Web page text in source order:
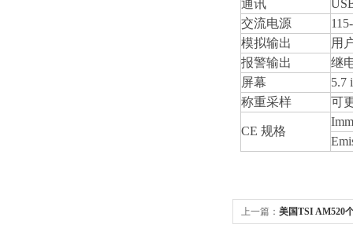
通讯
交流电源
模拟输出
用
报警输出
继
屏幕
5.7
称重采样
可
CE 规格
上一篇： 美国TSI AM520